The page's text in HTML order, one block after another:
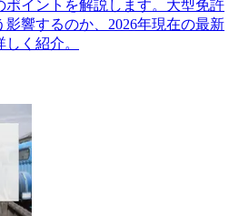
ポイントを解説します。大型免許
響するのか、2026年現在の最新
く紹介。